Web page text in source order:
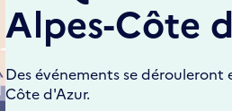
Alpes-Côte
Des événements se
Côte d'Azur.